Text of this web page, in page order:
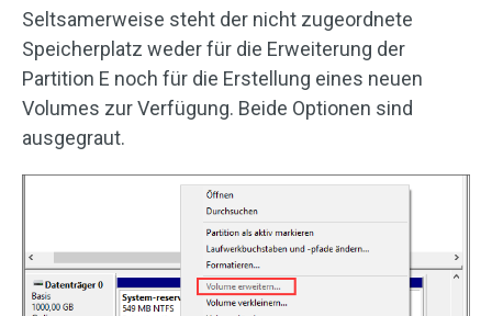
Seltsamerweise steht der nicht zugeordnete
Speicherplatz weder für die Erweiterung der
Partition E noch für die Erstellung eines neuen
Volumes zur Verfügung. Beide Optionen sind
ausgegraut.